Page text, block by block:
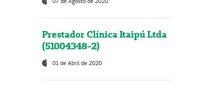
Prestador Clínica Itaipú Ltda
(51004348-2)
01 de Abril de 2020